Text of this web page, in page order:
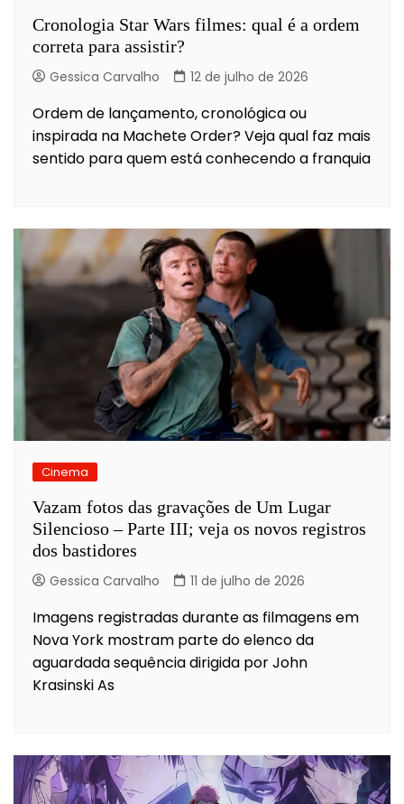
Cronologia Star Wars filmes: qual é a ordem
correta para assistir?
Gessica Carvalho 12 de julho de 2026
Ordem de lançamento, cronológica ou
inspirada na Machete Order? Veja qual faz mais
sentido para quem está conhecendo a franquia
Cinema
Vazam fotos das gravações de Um Lugar
Silencioso – Parte III; veja os novos registros
dos bastidores
Gessica Carvalho 11 de julho de 2026
Imagens registradas durante as filmagens em
Nova York mostram parte do elenco da
aguardada sequência dirigida por John
Krasinski As